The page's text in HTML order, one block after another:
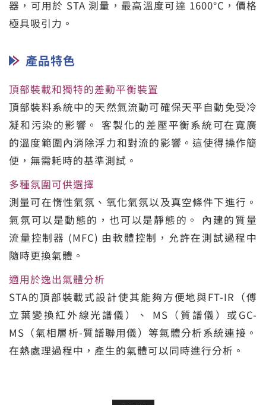
器，可用於 STA 測量，最高溫度可達 1600°C，價格
極具吸引力。
產品特色
頂部裝載和獨特的差動平衡裝置
頂部裝料系統中的天然氣流動可確保天平自動免受冷
凝和污染的影響。 客製化的差壓平衡系統可在寬廣
的溫度範圍內消除浮力和對流的影響。這使得操作簡
便，無需耗時的基準測試。
多種氛圍可供選擇
測量可在惰性氣氛、氧化氣氛以及真空條件下進行。
氣氛可以是動態的，也可以是靜態的。 內建的質量
流量控制器 (MFC) 由軟體控制，允許在測試過程中
隨時更換氣體。
適用於逸出氣體分析
STA的頂部裝載式設計使其能夠方便地與FT-IR（傅
立葉變換紅外線光譜儀）、 MS（質譜儀）或GC-
MS（氣相層析-質譜聯用儀）等氣體分析系統連接。
在熱處理過程中，產生的氣體可以同時進行分析。